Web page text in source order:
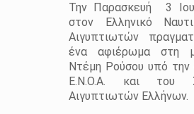
Την Παρασκευή 3
στον Ελληνικό
Αιγυπτιωτών
ένα αφιέρωμα στη
Ντέμη Ρούσου υπό την
Ε.Ν.Ο.Α. και του
Αιγυπτιωτών Ελλήνων.